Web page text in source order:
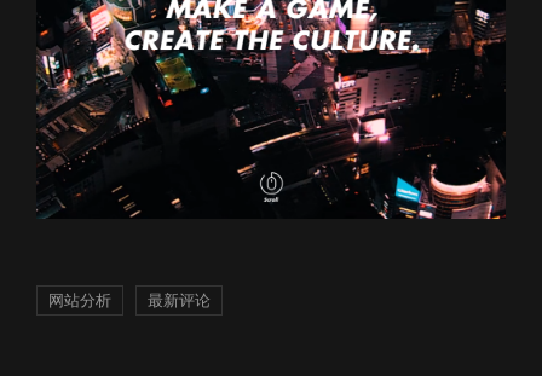
网站分析 最新评论